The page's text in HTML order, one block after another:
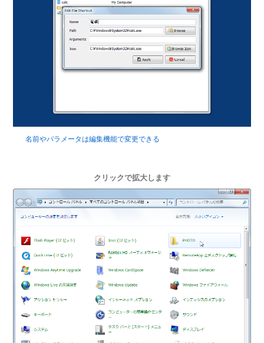
名前やパラメータは編集機能で変更できる
クリックで拡大します